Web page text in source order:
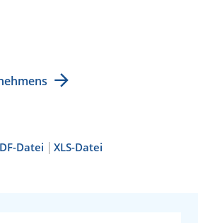
Datei
XLS-Datei